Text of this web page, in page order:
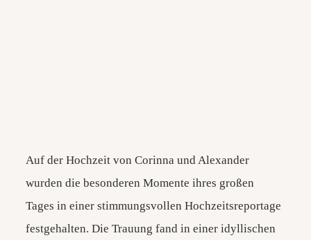
Auf der Hochzeit von Corinna und Alexander
wurden die besonderen Momente ihres großen
Tages in einer stimmungsvollen Hochzeitsreportage
festgehalten. Die Trauung fand in einer idyllischen